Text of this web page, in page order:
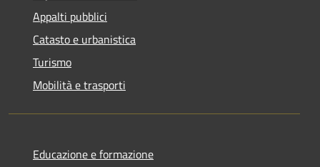
Appalti pubblici
Catasto e urbanistica
Turismo
Mobilità e trasporti
Educazione e formazione